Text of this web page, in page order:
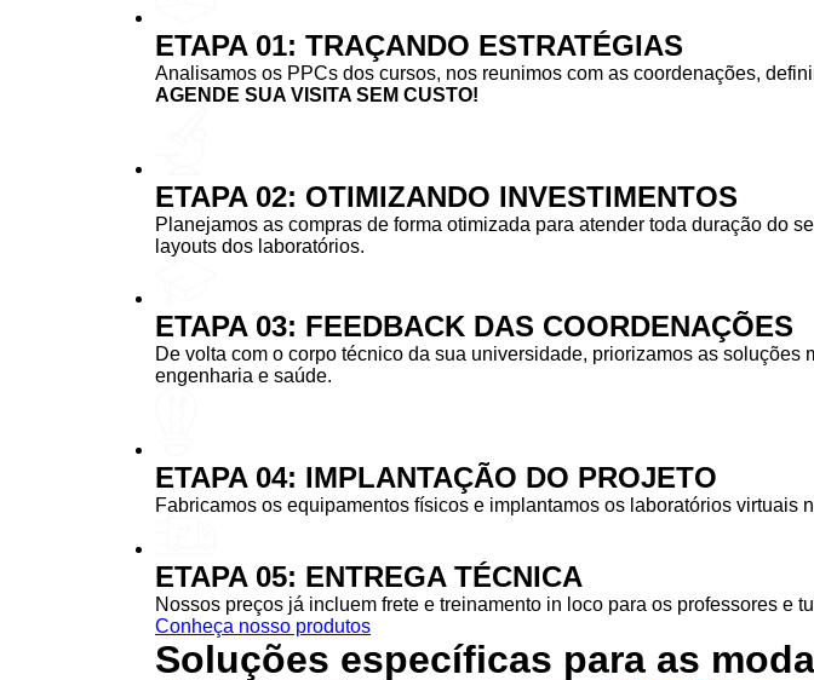
ETAPA 01: TRAÇANDO ESTRATÉGIAS
Analisamos os PPCs dos cursos, nos reunimos com as coordenações,
AGENDE SUA VISITA SEM CUSTO!
ETAPA 02: OTIMIZANDO INVESTIMENTOS
Planejamos as compras de forma otimizada para atender toda duração do
layouts dos laboratórios.
ETAPA 03: FEEDBACK DAS COORDENAÇÕES
De volta com o corpo técnico da sua universidade, priorizamos as
engenharia e saúde.
ETAPA 04: IMPLANTAÇÃO DO PROJETO
Fabricamos os equipamentos físicos e implantamos os laboratórios
ETAPA 05: ENTREGA TÉCNICA
Nossos preços já incluem frete e treinamento in loco para os professores e
Conheça nosso produtos
Soluções específicas para as